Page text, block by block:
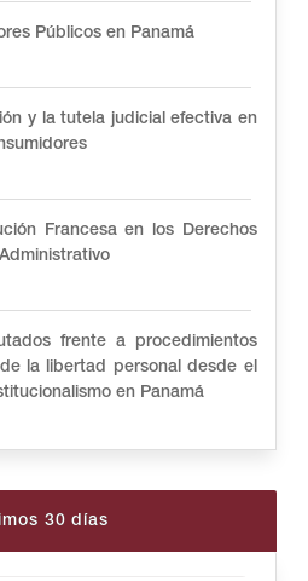
Públicos en Panamá
y la tutela judicial efectiva en
Francesa en los Derechos
frente a procedimientos
la libertad personal desde el
en Panamá
30 días